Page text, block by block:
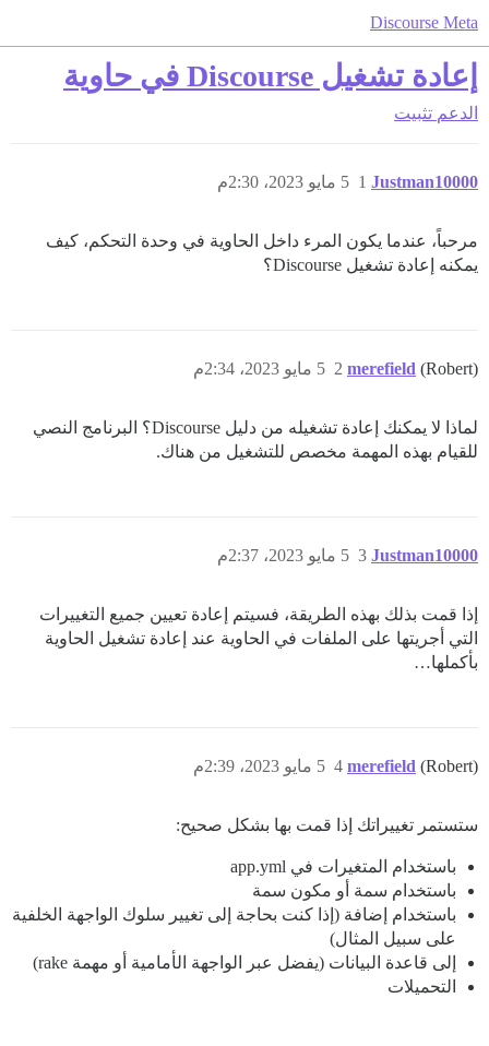
Discourse Meta
إعادة تشغيل Discourse في حاوية
الدعم تثبيت
Justman10000 5 مايو 2023، 2:30م 1
مرحباً، عندما يكون المرء داخل الحاوية في وحدة التحكم، كيف
يمكنه إعادة تشغيل Discourse؟
merefield (Robert) 5 مايو 2023، 2:34م 2
لماذا لا يمكنك إعادة تشغيله من دليل Discourse؟ البرنامج النصي
للقيام بهذه المهمة مخصص للتشغيل من هناك.
Justman10000 5 مايو 2023، 2:37م 3
إذا قمت بذلك بهذه الطريقة، فسيتم إعادة تعيين جميع التغييرات
التي أجريتها على الملفات في الحاوية عند إعادة تشغيل الحاوية
بأكملها…
merefield (Robert) 5 مايو 2023، 2:39م 4
ستستمر تغييراتك إذا قمت بها بشكل صحيح:
باستخدام المتغيرات في app.yml
باستخدام سمة أو مكون سمة
باستخدام إضافة (إذا كنت بحاجة إلى تغيير سلوك الواجهة الخلفية
على سبيل المثال)
إلى قاعدة البيانات (يفضل عبر الواجهة الأمامية أو مهمة rake)
التحميلات